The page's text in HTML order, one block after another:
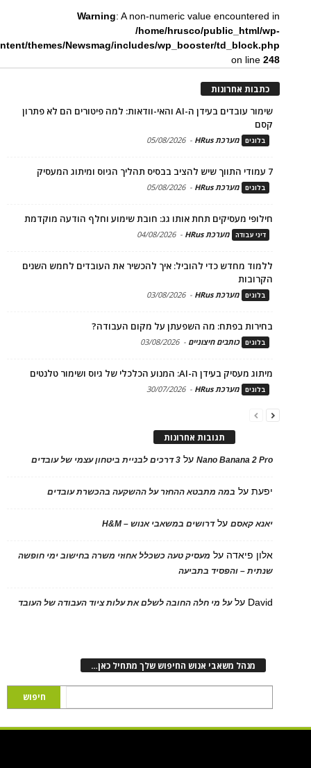
Warning: A non-numeric value encountered in
/home/hrusco/public_html/wp-
themes/Newsmag/includes/wp_booster/td_block.php
on line248
כתבות אחרונות
שימור עובדים בעידן ה-AI והאי-וודאות: למה פיטורים הם לא פתרון
קסם
בלוגים מערכת HRus -
05/08/2026
7 עמודי התווך שיש להציב בבסיס תהליך הגיוס ומיתוג המעסיק
בלוגים מערכת HRus -
05/08/2026
חילופי מעסיקים תחת אותו גג: חובת שימוע וחלף הודעה מוקדמת
דיני עבודה מערכת HRus -
04/08/2026
ללמוד מחדש כדי להוביל: איך להכשיר את העובדים לחמש השנים
הקרובות
בלוגים מערכת HRus -
03/08/2026
בחירות בפתח: מה השפעתן על מקום העבודה?
בלוגים כותבים חיצוניים -
03/08/2026
מיתוג מעסיק בעידן ה-AI: המנוע הכלכלי של גיוס ושימור טלנטים
בלוגים מערכת HRus -
30/07/2026
תגובות אחרונות
Nano Banana 2 Proעל 3 דרכים לבניית ביטחון עצמי של עובדים
יפעתעל במה מתבטא ההחזר על ההשקעה בהכשרת עובדים
יאנא קאסםעלדרושים במשאבי אנוש – H&M
אלון פיאדה על מעסיק טעה כשכלל אחוזי משרה בחישוב ימי חופשה
שנתית – והפסיד בתביעה
David עלעל מי חלה החובה לשלם את עלות ציוד העבודה של העובד
מנהל משאבי אנוש החיפוש שלך מתחיל כאן…